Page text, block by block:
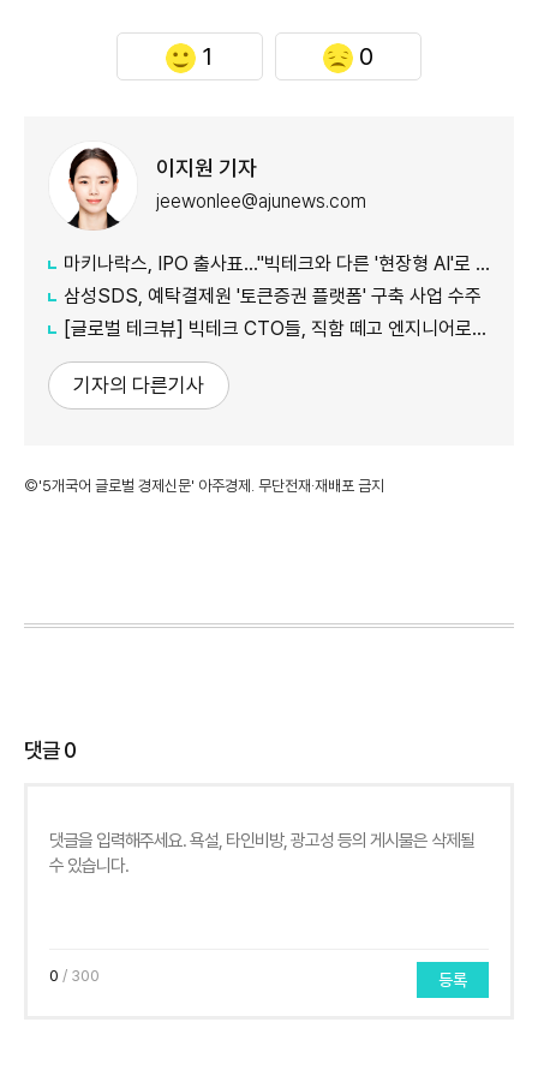
1 0
이지원 기자
jeewonlee@ajunews.com
마키나락스, IPO 출사표…"빅테크와 다른 '현장형 AI'로 승부"
삼성SDS, 예탁결제원 '토큰증권 플랫폼' 구축 사업 수주
[글로벌 테크뷰] 빅테크 CTO들, 직함 떼고 엔지니어로 유턴...'앤트로픽행 러시' 이유는
기자의 다른기사
©'5개국어 글로벌 경제신문' 아주경제. 무단전재·재배포 금지
댓글0
0 / 300 등록